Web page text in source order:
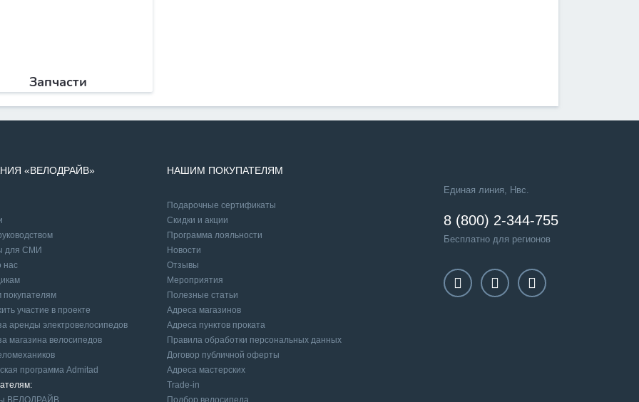
Запчасти
«ВЕЛОДРАЙВ»
для СМИ
нас
участие в проекте
аренды электровелосипедов
магазина велосипедов
программа Admitad
ВЕЛОДРАЙВ
НАШИМ ПОКУПАТЕЛЯМ
Подарочные сертификаты
Cкидки и акции
Программа лояльности
Новости
Отзывы
Мероприятия
Полезные статьи
Адреса магазинов
Адреса пунктов проката
Правила обработки персональных данных
Договор публичной оферты
Адреса мастерских
Trade-in
Подбор велосипеда
Единая линия, Нвс.
8 (800) 2-344-755
Бесплатно для регионов